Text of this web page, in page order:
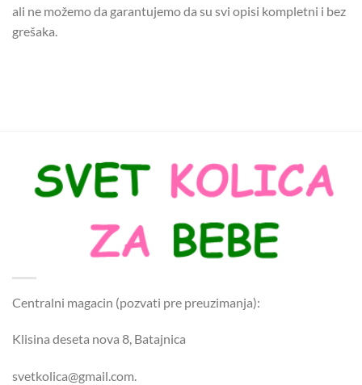
ali ne možemo da garantujemo da su svi opisi kompletni i bez
grešaka.
Centralni magacin (pozvati pre preuzimanja):
Klisina deseta nova 8, Batajnica
svetkolica@gmail.com.